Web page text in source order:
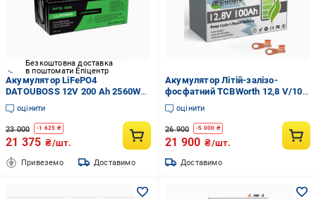
Безкоштовна доставка
в поштомати Епіцентр
Акумулятор LiFePO4
DATOUBOSS 12V 200 Ah 2560Wh
200A BMS до 15000 циклів
оцінити
23 000 -1 625 ₴
21 375 ₴/шт.
Привеземо Доставимо
Акумулятор Літій-залізо-
фосфатний TCBWorth 12,8 V/100
Ah/1280 Wh LiFePO4
оцінити
26 900 -5 000 ₴
21 900 ₴/шт.
Доставимо